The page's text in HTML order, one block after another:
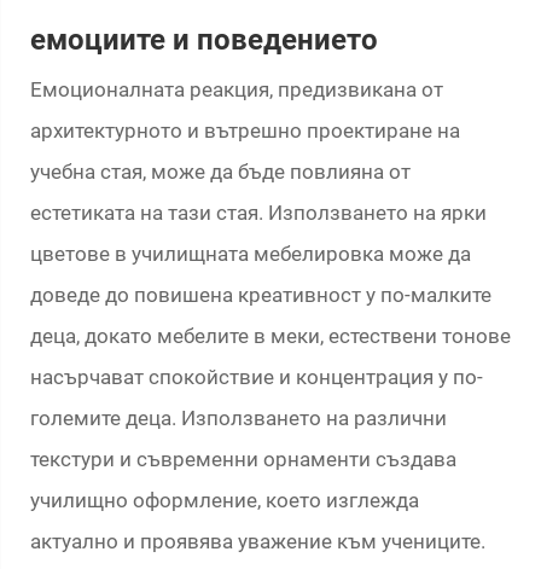
емоциите и поведението
Емоционалната реакция, предизвикана от
архитектурното и вътрешно проектиране на
учебна стая, може да бъде повлияна от
естетиката на тази стая. Използването на ярки
цветове в училищната мебелировка може да
доведе до повишена креативност у по-малките
деца, докато мебелите в меки, естествени тонове
насърчават спокойствие и концентрация у по-
големите деца. Използването на различни
текстури и съвременни орнаменти създава
училищно оформление, което изглежда
актуално и проявява уважение към учениците.